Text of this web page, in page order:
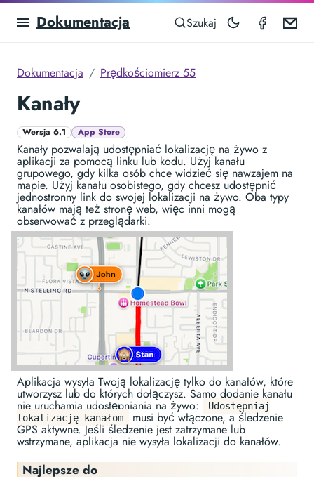
Dokumentacja Szukaj
Dokumentacja Prędkościomierz 55
Kanały
Wersja 6.1 App Store
Kanały pozwalają udostępniać lokalizację na żywo z
aplikacji za pomocą linku lub kodu. Użyj kanału
grupowego, gdy kilka osób chce widzieć się nawzajem na
mapie. Użyj kanału osobistego, gdy chcesz udostępnić
jednostronny link do swojej lokalizacji na żywo. Oba typy
kanałów mają też stronę web, więc inni mogą
obserwować z przeglądarki.
Aplikacja wysyła Twoją lokalizację tylko do kanałów, które
utworzysz lub do których dołączysz. Samo dodanie kanału
nie uruchamia udostępniania na żywo:
Udostępniaj
lokalizację kanałom
musi być włączone, a śledzenie
GPS aktywne. Jeśli śledzenie jest zatrzymane lub
wstrzymane, aplikacja nie wysyła lokalizacji do kanałów.
Najlepsze do